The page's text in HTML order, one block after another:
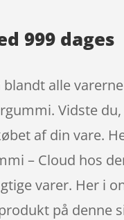
999 dages
alle
Vidste
af din vare.
– Cloud hos
varer. Her i
på denne